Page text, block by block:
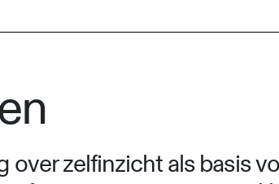
zelfinzicht als basis